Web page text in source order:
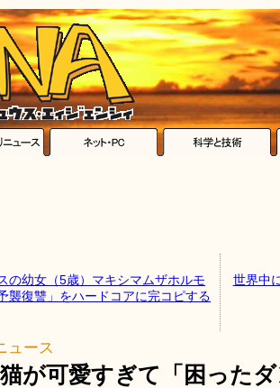
の幼女（5歳）マキシマムザホルモ
襲復讐」をハードコアに完コピする
世界中
ュース
が可愛すぎて「困った